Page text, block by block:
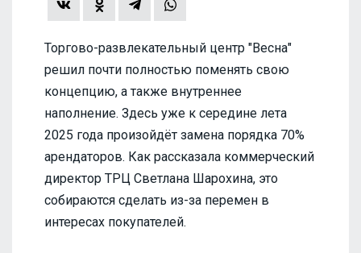
Торгово-развлекательный центр "Весна"
решил почти полностью поменять свою
концепцию, а также внутреннее
наполнение. Здесь уже к середине лета
2025 года произойдёт замена порядка 70%
арендаторов. Как рассказала коммерческий
директор ТРЦ Светлана Шарохина, это
собираются сделать из-за перемен в
интересах покупателей.